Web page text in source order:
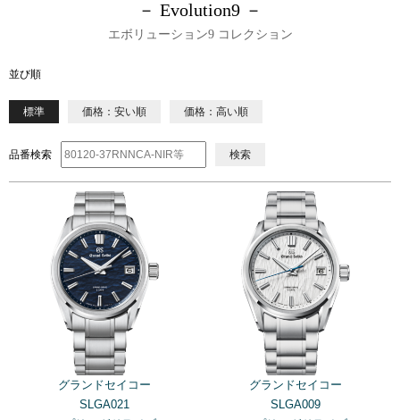
－ Evolution9 －
エボリューション9 コレクション
並び順
標準 価格：安い順 価格：高い順
品番検索 検索
グランドセイコー
SLGA021
グランドセイコー
SLGA009